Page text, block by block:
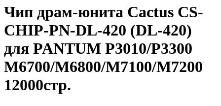
Чип драм-юнита Cactus CS-
CHIP-PN-DL-420 (DL-420)
для PANTUM P3010/P3300
M6700/M6800/M7100/M7200
12000стр.